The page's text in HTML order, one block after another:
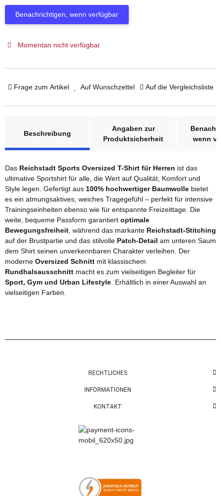
Benachrichtigen, wenn verfügbar
Momentan nicht verfügbar
Frage zum Artikel Auf Wunschzettel Auf die Vergleichsliste
Beschreibung
Angaben zur
Produktsicherheit
wenn
Das Reichstadt Sports Oversized T-Shirt für Herren ist das
ultimative Sportshirt für alle, die Wert auf Qualität, Komfort und
Style legen. Gefertigt aus 100% hochwertiger Baumwolle bietet
es ein atmungsaktives, weiches Tragegefühl – perfekt für intensive
Trainingseinheiten ebenso wie für entspannte Freizeittage. Die
weite, bequeme Passform garantiert optimale
Bewegungsfreiheit, während das markante Reichstadt-Stitching
auf der Brustpartie und das stilvolle Patch-Detail am unteren Saum
dem Shirt seinen unverkennbaren Charakter verleihen. Der
moderne Oversized Schnitt mit klassischem
Rundhalsausschnitt macht es zum vielseitigen Begleiter für
Sport, Gym und Urban Lifestyle. Erhältlich in einer Auswahl an
vielseitigen Farben.
RECHTLICHES
INFORMATIONEN
KONTAKT